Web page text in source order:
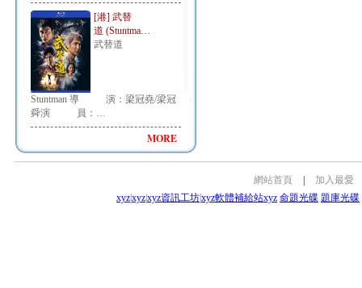
[港] 武替
道 (Stuntma…
武替道
Stuntman 導 演：梁冠堯/梁冠
舜演 員：…
MORE
網站首頁
加入最愛
xyzxyzxyz資訊工坊xyz軟體補給站xyz 命題光碟 題庫光碟